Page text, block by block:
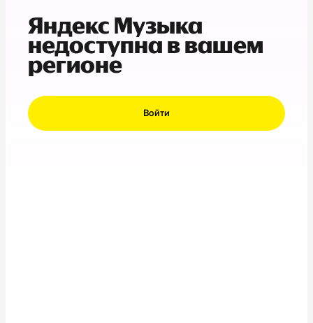
Яндекс Музыка
недоступна в вашем
регионе
Войти